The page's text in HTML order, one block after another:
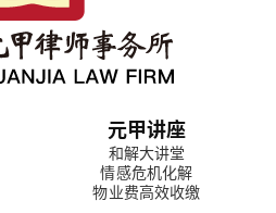
元甲讲座
和解大讲堂
情感危机化解
物业费高效收缴